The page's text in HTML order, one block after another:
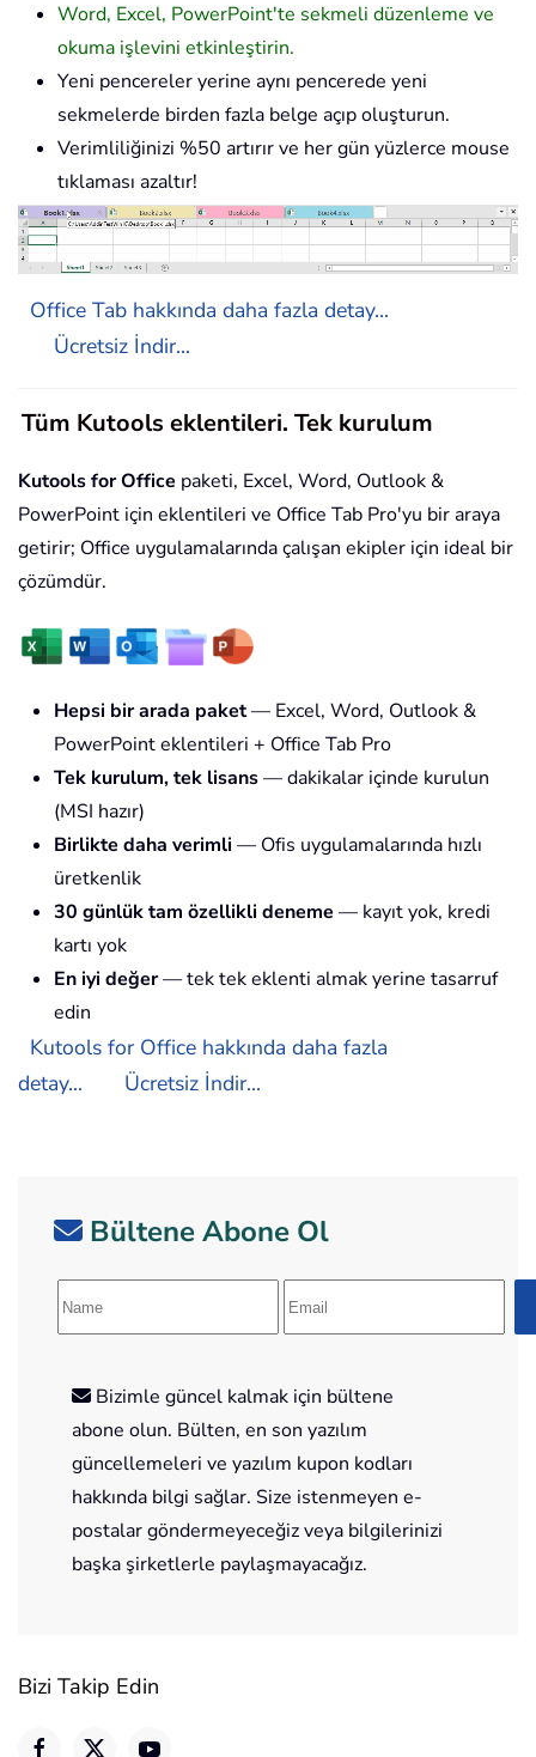
Word, Excel, PowerPoint'te sekmeli düzenleme ve
okuma işlevini etkinleştirin.
Yeni pencereler yerine aynı pencerede yeni
sekmelerde birden fazla belge açıp oluşturun.
Verimliliğinizi %50 artırır ve her gün yüzlerce mouse
tıklaması azaltır!
Office Tab hakkında daha fazla detay...
Ücretsiz İndir...
Tüm Kutools eklentileri. Tek kurulum
Kutools for Office paketi, Excel, Word, Outlook &
PowerPoint için eklentileri ve Office Tab Pro'yu bir araya
getirir; Office uygulamalarında çalışan ekipler için ideal bir
çözümdür.
Hepsi bir arada paket— Excel, Word, Outlook &
PowerPoint eklentileri + Office Tab Pro
Tek kurulum, tek lisans— dakikalar içinde kurulun
(MSI hazır)
Birlikte daha verimli — Ofis uygulamalarında hızlı
üretkenlik
30 günlük tam özellikli deneme — kayıt yok, kredi
kartı yok
En iyi değer— tek tek eklenti almak yerine tasarruf
edin
Kutools for Office hakkında daha fazla
detay...
Ücretsiz İndir...
Bültene Abone Ol
Bizimle güncel kalmak için bültene
abone olun. Bülten, en son yazılım
güncellemeleri ve yazılım kupon kodları
hakkında bilgi sağlar. Size istenmeyen e-
postalar göndermeyeceğiz veya bilgilerinizi
başka şirketlerle paylaşmayacağız.
Bizi Takip Edin